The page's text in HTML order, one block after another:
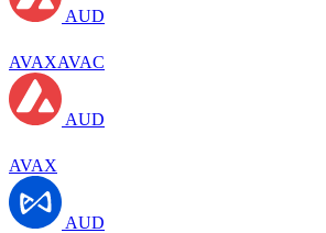
AUD
AVAXAVAC
AUD
AVAX
AUD